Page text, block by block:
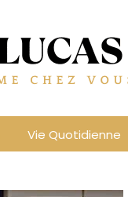
Vie Quotidienne